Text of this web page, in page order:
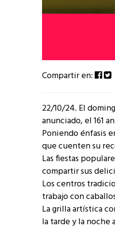
Compartir en:
22/10/24. El
anunciado, el 161
Poniendo énfasis
que cuenten su
Las fiestas
compartir sus
Los centros
trabajo con
La grilla artística
la tarde y la